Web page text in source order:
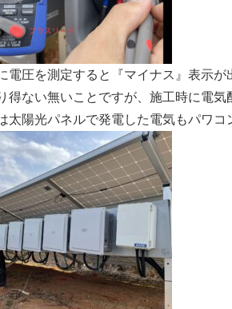
電圧を測定すると『マイナス』表示が
得ない無いことですが、施工時に電
太陽光パネルで発電した電気もパワ